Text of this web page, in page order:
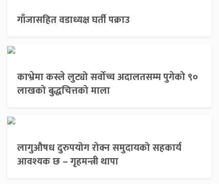
गाँजासहित वडाध्यक्ष घर्ती पक्राउ
काभ्रेमा कस्ले लुट्यो सर्वोच्च अदालतसम्म पुगेको ९०
लाखको बुद्धचित्तको माला
लागुऔषध दुरुपयोग रोक्न समुदायको सहकार्य
आवश्यक छ – गृहमन्त्री थापा